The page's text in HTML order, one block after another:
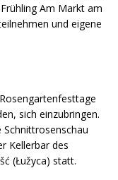
Am Markt am
und eigene
sich einzubringen.
Kellerbar des
(Łužyca) statt.